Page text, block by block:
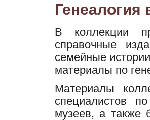
Генеалогия
В коллекции
справочные
семейные
материалы по
Материалы
специалистов
музеев, а также